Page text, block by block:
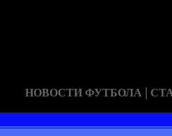
НОВОСТИ ФУТБОЛА |